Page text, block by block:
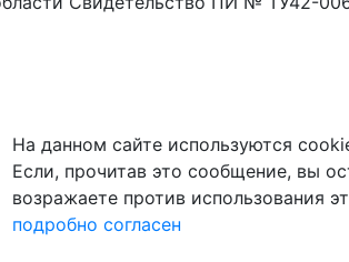
На данном сайте используются
Если, прочитав это сообщение, вы
возражаете против использования
подробно согласен